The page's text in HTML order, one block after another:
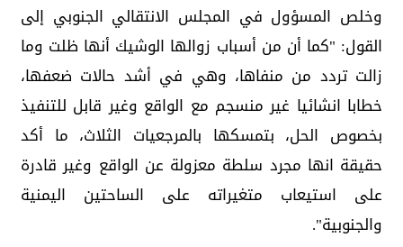
وخلص المسؤول في المجلس الانتقالي الجنوبي إلى
القول: "كما أن من أسباب زوالها الوشيك أنها ظلت وما
زالت تردد من منفاها، وهي في أشد حالات ضعفها،
خطابا انشائيا غير منسجم مع الواقع وغير قابل للتنفيذ
بخصوص الحل، بتمسكها بالمرجعيات الثلاث، ما أكد
حقيقة انها مجرد سلطة معزولة عن الواقع وغير قادرة
على استيعاب متغيراته على الساحتين اليمنية
والجنوبية".